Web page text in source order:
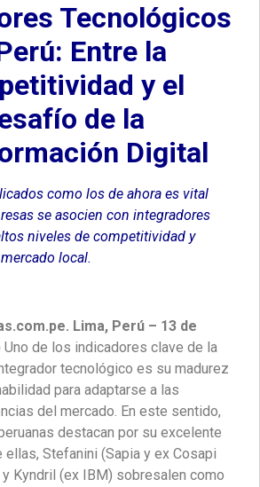
Tecnológicos
Entre la
y el
de la
Digital
como los de ahora es vital
se asocien con integradores
niveles de competitividad y
local.
Lima, Perú – 13 de
Uno de los indicadores clave de la
tecnológico es su madurez
para adaptarse a las
del mercado. En este sentido,
destacan por su excelente
ellas, Stefanini (Sapia y ex Cosapi
y Kyndril (ex IBM) sobresalen como